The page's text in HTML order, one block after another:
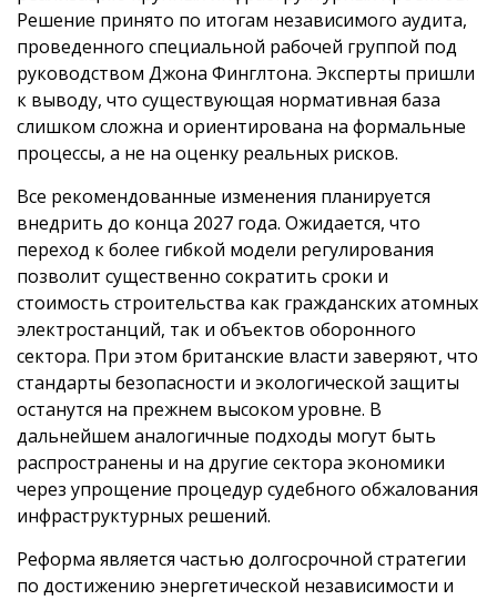
Решение принято по итогам независимого аудита,
проведенного специальной рабочей группой под
руководством Джона Финглтона. Эксперты пришли
к выводу, что существующая нормативная база
слишком сложна и ориентирована на формальные
процессы, а не на оценку реальных рисков.
Все рекомендованные изменения планируется
внедрить до конца 2027 года. Ожидается, что
переход к более гибкой модели регулирования
позволит существенно сократить сроки и
стоимость строительства как гражданских атомных
электростанций, так и объектов оборонного
сектора. При этом британские власти заверяют, что
стандарты безопасности и экологической защиты
останутся на прежнем высоком уровне. В
дальнейшем аналогичные подходы могут быть
распространены и на другие сектора экономики
через упрощение процедур судебного обжалования
инфраструктурных решений.
Реформа является частью долгосрочной стратегии
по достижению энергетической независимости и